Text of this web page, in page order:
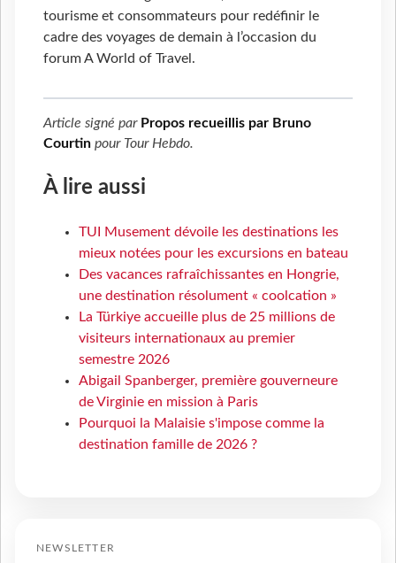
tourisme et consommateurs pour redéfinir le
cadre des voyages de demain à l’occasion du
forum A World of Travel.
Article signé par Propos recueillis par Bruno
Courtin pour Tour Hebdo.
À lire aussi
TUI Musement dévoile les destinations les
mieux notées pour les excursions en bateau
Des vacances rafraîchissantes en Hongrie,
une destination résolument « coolcation »
La Türkiye accueille plus de 25 millions de
visiteurs internationaux au premier
semestre 2026
Abigail Spanberger, première gouverneure
de Virginie en mission à Paris
Pourquoi la Malaisie s'impose comme la
destination famille de 2026 ?
NEWSLETTER